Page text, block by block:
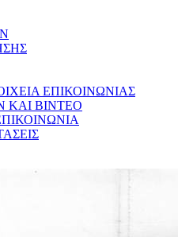
ΕΠΙΚΟΙΝΩΝΙΑΣ
ΚΑΙ ΒΙΝΤΕΟ